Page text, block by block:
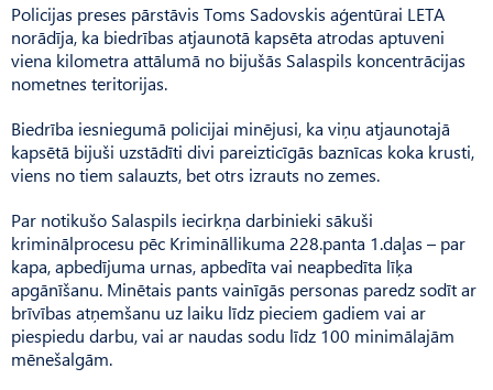
Policijas preses pārstāvis Toms Sadovskis aģentūrai LETA
norādīja, ka biedrības atjaunotā kapsēta atrodas aptuveni
viena kilometra attālumā no bijušās Salaspils koncentrācijas
nometnes teritorijas.
Biedrība iesniegumā policijai minējusi, ka viņu atjaunotajā
kapsētā bijuši uzstādīti divi pareizticīgās baznīcas koka krusti,
viens no tiem salauzts, bet otrs izrauts no zemes.
Par notikušo Salaspils iecirkņa darbinieki sākuši
kriminālprocesu pēc Krimināllikuma 228.panta 1.daļas – par
kapa, apbedījuma urnas, apbedīta vai neapbedīta līķa
apgānīšanu. Minētais pants vainīgās personas paredz sodīt ar
brīvības atņemšanu uz laiku līdz pieciem gadiem vai ar
piespiedu darbu, vai ar naudas sodu līdz 100 minimālajām
mēnešalgām.